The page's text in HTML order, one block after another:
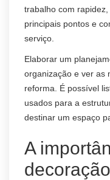
trabalho com
principais pontos e
serviço.
Elaborar um
organização e ver as
reforma. É possível
usados para a
destinar um espaço
A